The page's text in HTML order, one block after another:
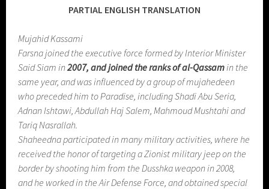
PARTIAL ENGLISH TRANSLATION
Mujahid Kassami
Farsna joined the executive force formed by Interior Minister
Said Siam in2007, and joined the ranks of al-Qassam in the
same year, and was influenced by a group of mujahedeen
who preceded him to Paradise, including Shadi Abu Seria,
Adnan Ishtawi, Abdullah Haj Salem, Mahmoud Mushtahi and
Tariq Nasrallah.
Shaheedna participated in many military activities, where he
received the honor of targeting a Zionist military jeep on the
border by shooting him from the Dusshka weapon in 2008,
and he worked in the Air Defense Force, and obtained special